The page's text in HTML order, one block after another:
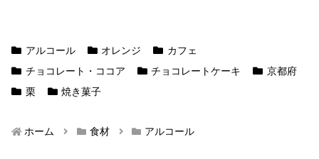
アルコール オレンジ
カフェ
チョコレート・ココア
チョコレートケーキ
京都府
栗
焼き菓子
ホーム 食材 アルコール